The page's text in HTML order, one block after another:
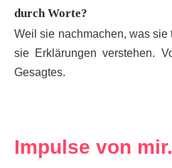
durch Worte?
Weil sie nachmachen, was
sie Erklärungen verstehen.
Gesagtes.
Impulse von